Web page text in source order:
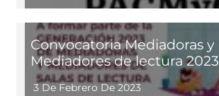
Convocatoria Mediadoras y
Mediadores de lectura 2023
3 De Febrero De 2023